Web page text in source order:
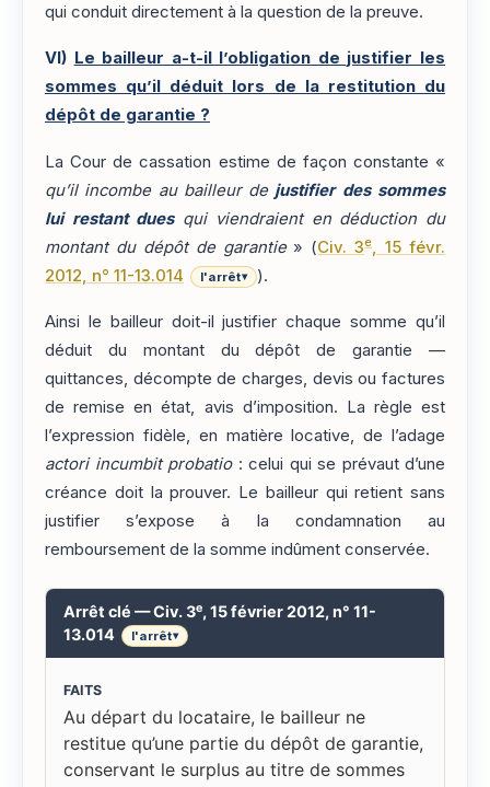
qui conduit directement à la question de la preuve.
VI) Le bailleur a-t-il l’obligation de justifier les
sommes qu’il déduit lors de la restitution du
dépôt de garantie ?
La Cour de cassation estime de façon constante «
qu’il incombe au bailleur de justifier des sommes
lui restant duesqui viendraient en déduction du
montant du dépôt de garantie» (Civ. 3e, 15 févr.
2012, n° 11-13.014
l'arrêt▾ ).
Ainsi le bailleur doit-il justifier chaque somme qu’il
déduit du montant du dépôt de garantie —
quittances, décompte de charges, devis ou factures
de remise en état, avis d’imposition. La règle est
l’expression fidèle, en matière locative, de l’adage
actori incumbit probatio: celui qui se prévaut d’une
créance doit la prouver. Le bailleur qui retient sans
justifier s’expose à la condamnation au
remboursement de la somme indûment conservée.
Arrêt clé — Civ. 3e, 15 février 2012, n° 11-
13.014
l'arrêt▾
FAITS
Au départ du locataire, le bailleur ne
restitue qu’une partie du dépôt de garantie,
conservant le surplus au titre de sommes